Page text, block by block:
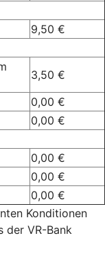
9,50 €
3,50 €
0,00 €
0,00 €
0,00 €
0,00 €
0,00 €
Konditionen
der VR-Bank